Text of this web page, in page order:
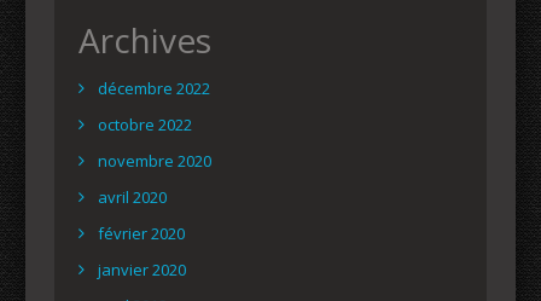
Archives
décembre 2022
octobre 2022
novembre 2020
avril 2020
février 2020
janvier 2020